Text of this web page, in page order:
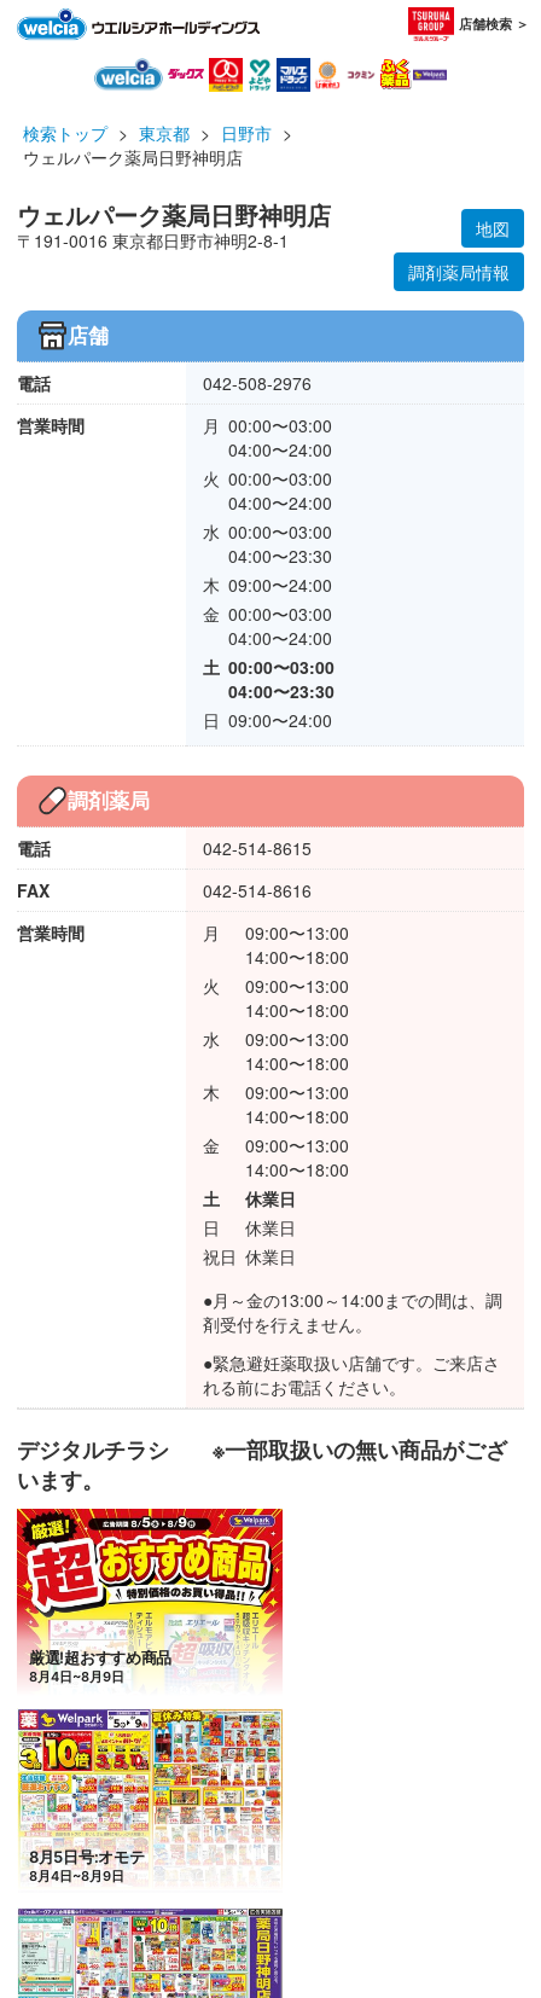
店舗検索 ＞
検索トップ > 東京都 > 日野市 >
ウェルパーク薬局日野神明店
ウェルパーク薬局日野神明店
〒191-0016 東京都日野市神明2-8-1
地図
調剤薬局情報
店舗
調剤薬局
電話 042-508-2976
電話
042-514-8615
FAX
042-514-8616
営業時間 月 00:00〜03:00
04:00〜24:00
火 00:00〜03:00
04:00〜24:00
水 00:00〜03:00
04:00〜23:30
木 09:00〜24:00
金 00:00〜03:00
04:00〜24:00
土 00:00〜03:00
04:00〜23:30
日 09:00〜24:00
営業時間 月
09:00〜13:00
14:00〜18:00
火
09:00〜13:00
14:00〜18:00
水
09:00〜13:00
14:00〜18:00
木
09:00〜13:00
14:00〜18:00
金
09:00〜13:00
14:00〜18:00
土
休業日
日
休業日
祝日 休業日
●月～金の13:00～14:00までの間は、調
剤受付を行えません。
●緊急避妊薬取扱い店舗です。ご来店さ
れる前にお電話ください。
デジタルチラシ ※一部取扱いの無い商品がござ
います。